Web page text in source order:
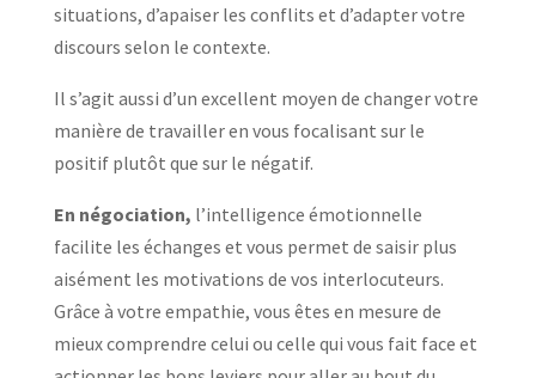
situations, d’apaiser les conflits et d’adapter votre
discours selon le contexte.
Il s’agit aussi d’un excellent moyen de changer votre
manière de travailler en vous focalisant sur le
positif plutôt que sur le négatif.
En négociation, l’intelligence émotionnelle
facilite les échanges et vous permet de saisir plus
aisément les motivations de vos interlocuteurs.
Grâce à votre empathie, vous êtes en mesure de
mieux comprendre celui ou celle qui vous fait face et